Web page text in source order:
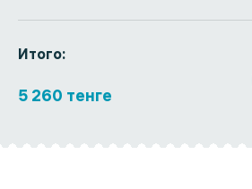
Итого:
5 260 тенге